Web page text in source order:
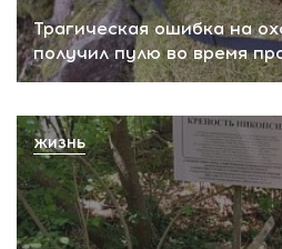
Трагическая ошибка на
получил пулю во время
ЖИЗНЬ